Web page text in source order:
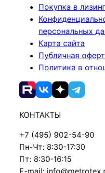
Покупка в лизинг
персональных
Карта сайта
Публичная
Политика в
КОНТАКТЫ
+7 (495) 902-54-90
Пн-Чт: 8:30-17:30
Пт: 8:30-16:15
E-mail: